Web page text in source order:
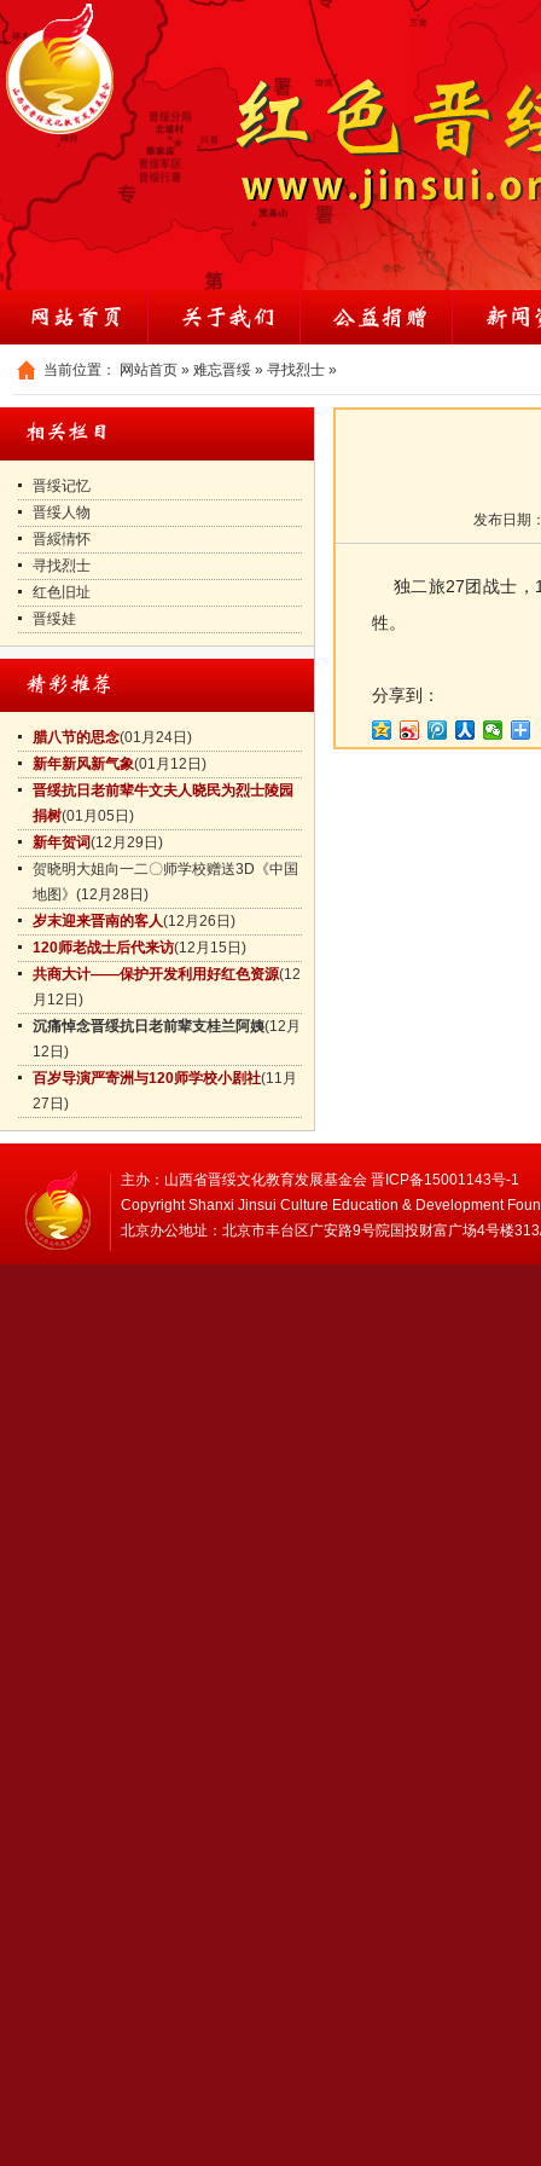
当前位置： 网站首页 » 难忘晋绥 » 寻找烈士 »
晋绥记忆
晋绥人物
晋綏情怀
寻找烈士
红色旧址
晋绥娃
腊八节的思念(01月24日)
新年新风新气象(01月12日)
晋绥抗日老前辈牛文夫人晓民为烈士陵园
捐树(01月05日)
新年贺词(12月29日)
贺晓明大姐向一二〇师学校赠送3D《中国
地图》 (12月28日)
岁末迎来晋南的客人(12月26日)
120师老战士后代来访(12月15日)
共商大计——保护开发利用好红色资源(12
月12日)
沉痛悼念晋绥抗日老前辈支桂兰阿姨(12月
12日)
百岁导演严寄洲与120师学校小剧社(11月
27日)
发布日期
独二旅27团战士，
牲。
分享到：
主办：山西省晋绥文化教育发展基金会 晋ICP备15001143号-1
Copyright Shanxi Jinsui Culture Education & Development
北京办公地址：北京市丰台区广安路9号院国投财富广场4号楼